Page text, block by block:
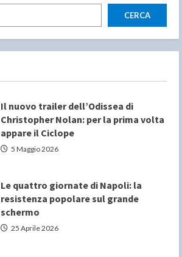
CERCA
Il nuovo trailer dell’Odissea di
Christopher Nolan: per la prima volta
appare il Ciclope
5 Maggio 2026
Le quattro giornate di Napoli: la
resistenza popolare sul grande
schermo
25 Aprile 2026